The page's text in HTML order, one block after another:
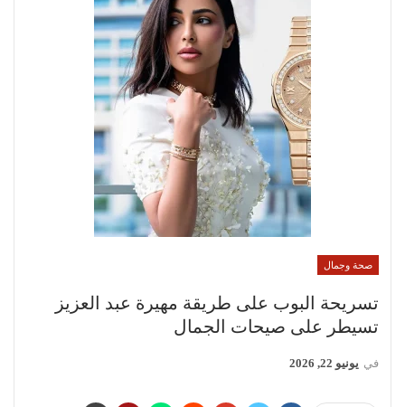
صحة وجمال
تسريحة البوب على طريقة مهيرة عبد العزيز
تسيطر على صيحات الجمال
في يونيو 22, 2026